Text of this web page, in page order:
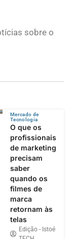
sobre o
Mercado de
Tecnologia
O que os
profissionais
de marketing
precisam
saber
quando os
filmes de
marca
retornam às
telas
Edição - Istoé